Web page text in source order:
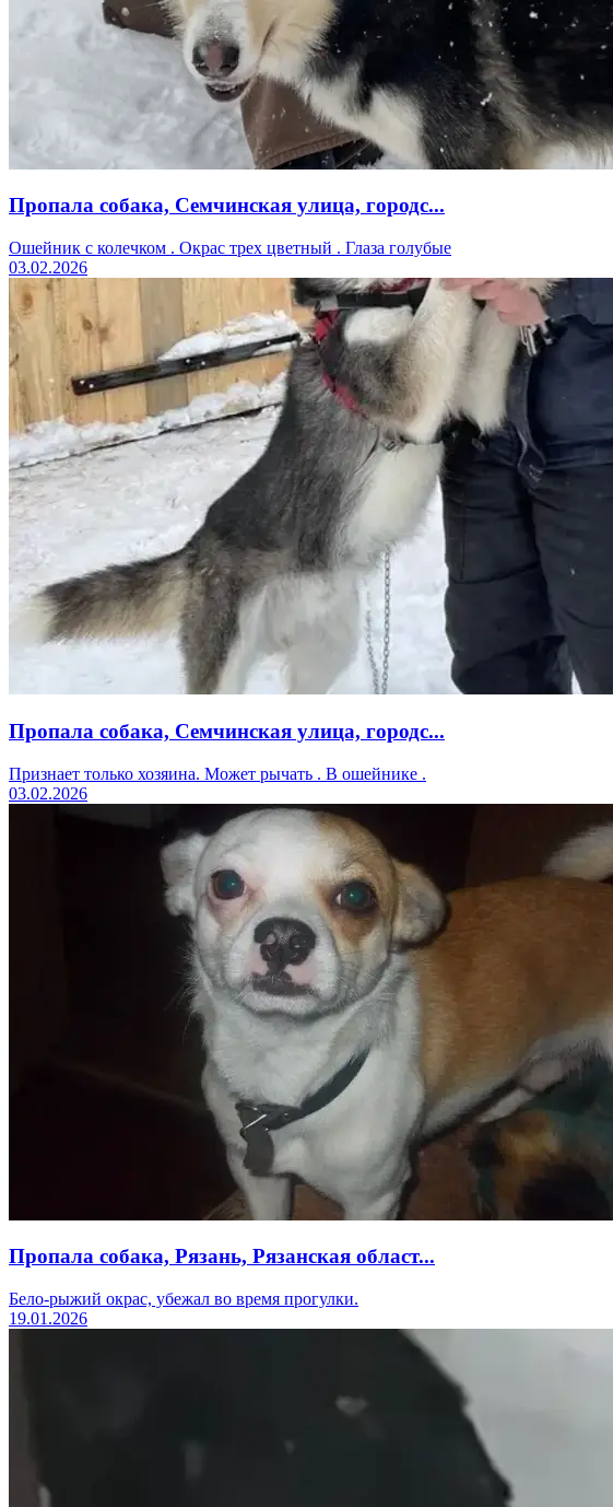
Пропала собака, Семчинская улица, городс...
Ошейник с колечком . Окрас трех цветный . Глаза голубые
03.02.2026
Пропала собака, Семчинская улица, городс...
Признает только хозяина. Может рычать . В ошейнике .
03.02.2026
Пропала собака, Рязань, Рязанская област...
Бело-рыжий окрас, убежал во время прогулки.
19.01.2026